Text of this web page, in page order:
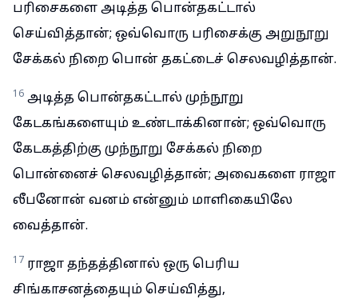
பரிசைகளை அடித்த பொன்தகட்டால்
செய்வித்தான்; ஒவ்வொரு பரிசைக்கு அறுநூறு
சேக்கல் நிறை பொன் தகட்டைச் செலவழித்தான்.
16 அடித்த பொன்தகட்டால் முந்நூறு
கேடகங்களையும் உண்டாக்கினான்; ஒவ்வொரு
கேடகத்திற்கு முந்நூறு சேக்கல் நிறை
பொன்னைச் செலவழித்தான்; அவைகளை ராஜா
லீபனோன் வனம் என்னும் மாளிகையிலே
வைத்தான்.
17 ராஜா தந்தத்தினால் ஒரு பெரிய
சிங்காசனத்தையும் செய்வித்து,